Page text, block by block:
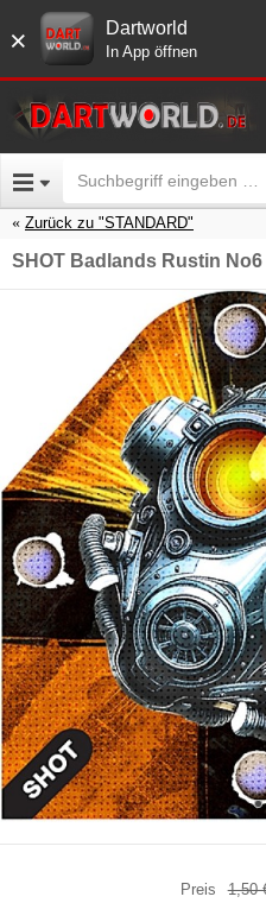
× Dartworld
In App öffnen
Zurück zu "STANDARD"
SHOT Badlands Rustin
Preis 1,50